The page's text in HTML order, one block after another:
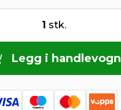
1 stk.
Legg i handlevogn